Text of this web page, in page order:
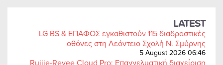
LATEST
LG BS & ΕΠΑΦΟΣ εγκαθιστούν 115 διαδραστικές
οθόνες στη Λεόντειο Σχολή Ν. Σμύρνης
5 August 2026 06:46
Ruijie-Reyee Cloud Pro: Επαγγελματική διαχείριση